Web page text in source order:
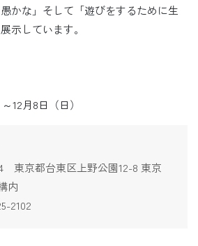
かな」そして「遊びをするために生
示しています。
12月8日（日）
東京都台東区上野公園12-8 東京
内
2102